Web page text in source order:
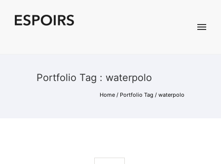
Portfolio Tag : waterpolo
Home / Portfolio Tag / waterpolo